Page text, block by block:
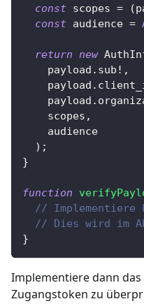
const scopes = (
const audience =
return new
    payload
. sub ! ,
    payload
.
    payload
.
    scopes
,
    audience
) ;
}
function
// Implementiere
// Dies wird im
}
Implementiere dann
Zugangstoken zu